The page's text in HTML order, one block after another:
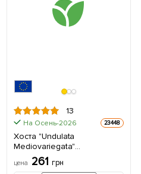
13
На Осень-2026 23448
Хоста "Undulata
Mediovariegata"
(Корневище) 1 шт в
упаковке
цена 261 грн